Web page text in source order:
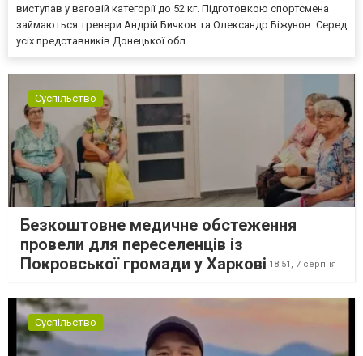
виступав у ваговій категорії до 52 кг. Підготовкою спортсмена
займаються тренери Андрій Бичков та Олександр Біжунов. Серед
усіх представників Донецької обл...
Суспільство
Безкоштовне медичне обстеження
провели для переселенців із
Покровської громади у Харкові 18:51, 7 серпня
Суспільство